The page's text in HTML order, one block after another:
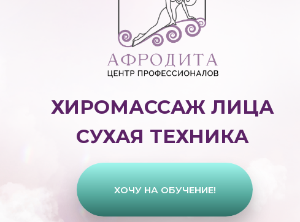
ХИРОМАССАЖ ЛИЦА
СУХАЯ ТЕХНИКА
ХОЧУ НА ОБУЧЕНИЕ!